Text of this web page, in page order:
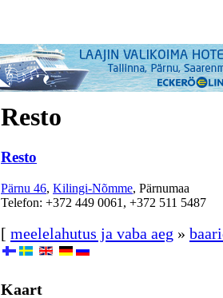
Resto
Resto
Pärnu 46, Kilingi-Nõmme, Pärnumaa
Telefon: +372 449 0061, +372 511 5487
[ meelelahutus ja vaba aeg »
Kaart